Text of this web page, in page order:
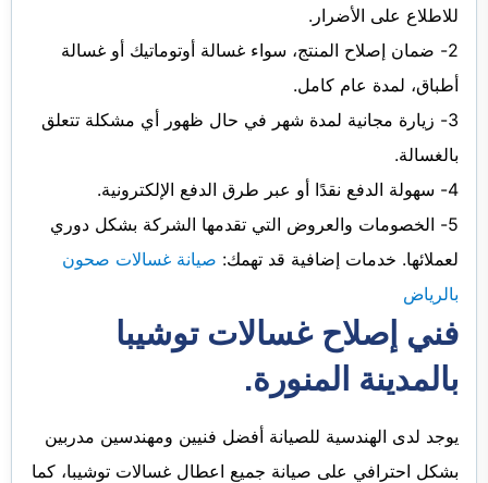
للاطلاع على الأضرار.
2- ضمان إصلاح المنتج، سواء غسالة أوتوماتيك أو غسالة
أطباق، لمدة عام كامل.
3- زيارة مجانية لمدة شهر في حال ظهور أي مشكلة تتعلق
بالغسالة.
4- سهولة الدفع نقدًا أو عبر طرق الدفع الإلكترونية.
5- الخصومات والعروض التي تقدمها الشركة بشكل دوري
لعملائها. خدمات إضافية قد تهمك: صيانة غسالات صحون
بالرياض
فني إصلاح غسالات توشيبا
بالمدينة المنورة.
يوجد لدى الهندسية للصيانة أفضل فنيين ومهندسين مدربين
بشكل احترافي على صيانة جميع اعطال غسالات توشيبا، كما